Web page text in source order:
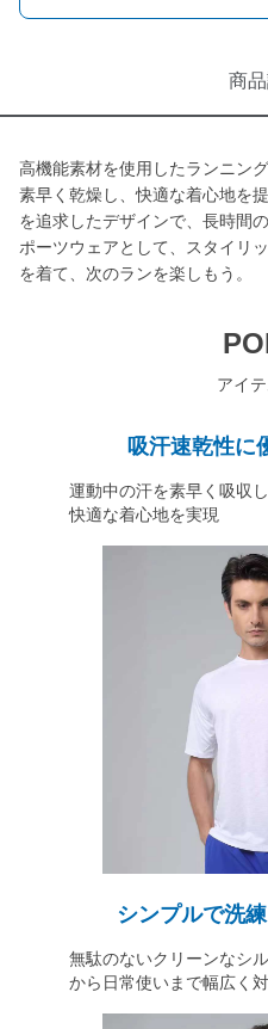
商
高機能素材を使用したランニン
素早く乾燥し、快適な着心地を
を追求したデザインで、長時間
ポーツウェアとして、スタイリ
を着て、次のランを楽しもう。
アイ
吸汗速乾性に
運動中の汗を素早く吸収
快適な着心地を実現
シンプルで洗
無駄のないクリーンなシ
から日常使いまで幅広く